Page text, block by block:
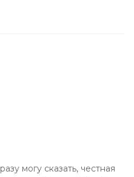
могу сказать, честная